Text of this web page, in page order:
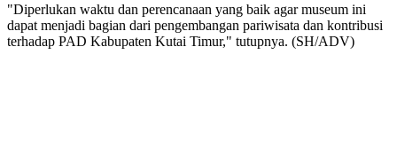
"Diperlukan waktu dan perencanaan yang baik agar museum ini
dapat menjadi bagian dari pengembangan pariwisata dan kontribusi
terhadap PAD Kabupaten Kutai Timur," tutupnya. (SH/ADV)